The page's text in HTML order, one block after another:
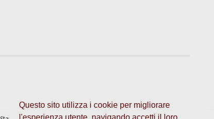
Questo sito utilizza i cookie per migliorare
l'esperienza utente, navigando accetti il loro